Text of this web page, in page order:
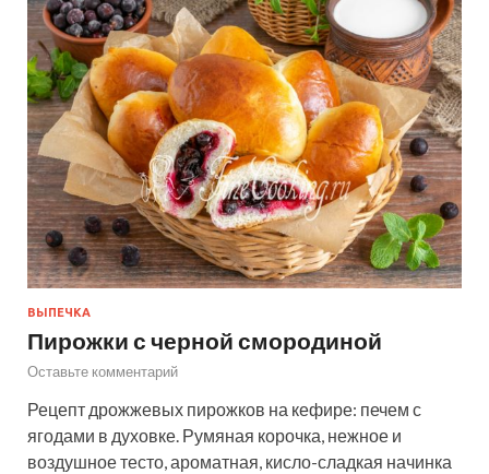
ВЫПЕЧКА
Пирожки с черной смородиной
Оставьте комментарий
Рецепт дрожжевых пирожков на кефире: печем с
ягодами в духовке. Румяная корочка, нежное и
воздушное тесто, ароматная, кисло-сладкая начинка